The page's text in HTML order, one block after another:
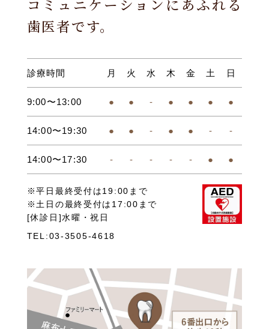
コミュニケーションにあふれる
歯医者です。
診療時間 月 火 水 木 金 土 日
9:00〜13:00 ● ● - ● ● ● ●
14:00〜19:30 ● ● - ● ● - -
14:00〜17:30 - - - - - ● ●
※平日最終受付は19:00まで
※土日の最終受付は17:00まで
[休診日]水曜・祝日
TEL:03-3505-4618